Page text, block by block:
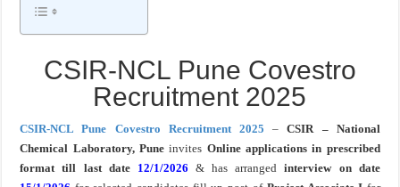
CSIR-NCL Pune Covestro
Recruitment 2025
CSIR-NCL Pune Covestro Recruitment 2025 –CSIR – National
Chemical Laboratory, Puneinvites Online applications in prescribed
format till last date
12/1/2026 & has arrangedinterview on date